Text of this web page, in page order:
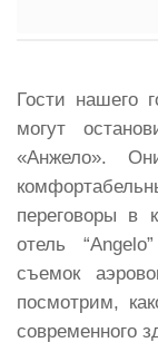
Гости нашего
могут
«Анжело».
переговоры в
отель
съемок
посмотрим,
современного